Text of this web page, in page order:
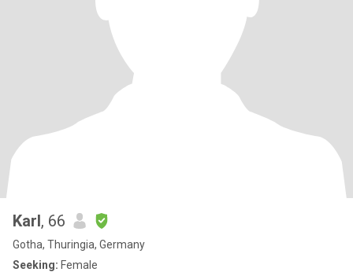
Karl, 66
Gotha, Thuringia, Germany
Seeking: Female